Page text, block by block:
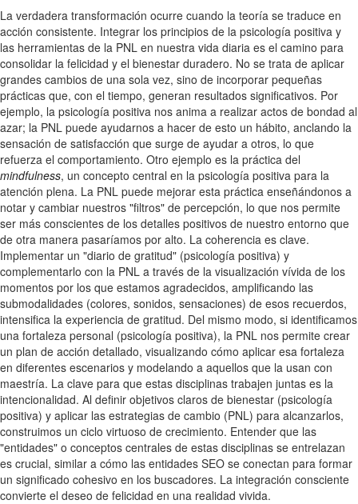
La verdadera transformación ocurre cuando la teoría se traduce en
acción consistente. Integrar los principios de la psicología positiva y
las herramientas de la PNL en nuestra vida diaria es el camino para
consolidar la felicidad y el bienestar duradero. No se trata de aplicar
grandes cambios de una sola vez, sino de incorporar pequeñas
prácticas que, con el tiempo, generan resultados significativos. Por
ejemplo, la psicología positiva nos anima a realizar actos de bondad al
azar; la PNL puede ayudarnos a hacer de esto un hábito, anclando la
sensación de satisfacción que surge de ayudar a otros, lo que
refuerza el comportamiento. Otro ejemplo es la práctica del
mindfulness, un concepto central en la psicología positiva para la
atención plena. La PNL puede mejorar esta práctica enseñándonos a
notar y cambiar nuestros "filtros" de percepción, lo que nos permite
ser más conscientes de los detalles positivos de nuestro entorno que
de otra manera pasaríamos por alto. La coherencia es clave.
Implementar un "diario de gratitud" (psicología positiva) y
complementarlo con la PNL a través de la visualización vívida de los
momentos por los que estamos agradecidos, amplificando las
submodalidades (colores, sonidos, sensaciones) de esos recuerdos,
intensifica la experiencia de gratitud. Del mismo modo, si identificamos
una fortaleza personal (psicología positiva), la PNL nos permite crear
un plan de acción detallado, visualizando cómo aplicar esa fortaleza
en diferentes escenarios y modelando a aquellos que la usan con
maestría. La clave para que estas disciplinas trabajen juntas es la
intencionalidad. Al definir objetivos claros de bienestar (psicología
positiva) y aplicar las estrategias de cambio (PNL) para alcanzarlos,
construimos un ciclo virtuoso de crecimiento. Entender que las
"entidades" o conceptos centrales de estas disciplinas se entrelazan
es crucial, similar a cómo las entidades SEO se conectan para formar
un significado cohesivo en los buscadores. La integración consciente
convierte el deseo de felicidad en una realidad vivida.